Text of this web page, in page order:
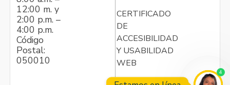
12:00 m. y
2:00 p.m. –
4:00 p.m.
Código
Postal:
050010
CERTIFICADO
DE
ACCESIBILIDAD
Y USABILIDAD
WEB
4